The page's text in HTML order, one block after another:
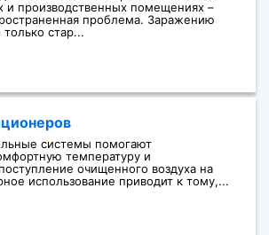
и производственных помещениях –
проблема. Заражению
стар...
системы помогают
температуру и
очищенного воздуха на
использование приводит к тому,...